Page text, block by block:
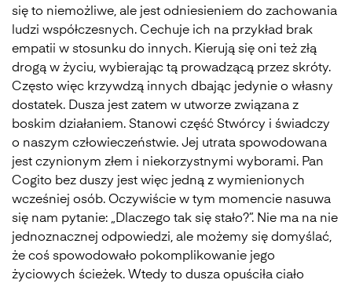
się to niemożliwe, ale jest odniesieniem do zachowania
ludzi współczesnych. Cechuje ich na przykład brak
empatii w stosunku do innych. Kierują się oni też złą
drogą w życiu, wybierając tą prowadzącą przez skróty.
Często więc krzywdzą innych dbając jedynie o własny
dostatek. Dusza jest zatem w utworze związana z
boskim działaniem. Stanowi część Stwórcy i świadczy
o naszym człowieczeństwie. Jej utrata spowodowana
jest czynionym złem i niekorzystnymi wyborami. Pan
Cogito bez duszy jest więc jedną z wymienionych
wcześniej osób. Oczywiście w tym momencie nasuwa
się nam pytanie: „Dlaczego tak się stało?”. Nie ma na nie
jednoznacznej odpowiedzi, ale możemy się domyślać,
że coś spowodowało pokomplikowanie jego
życiowych ścieżek. Wtedy to dusza opuściła ciało